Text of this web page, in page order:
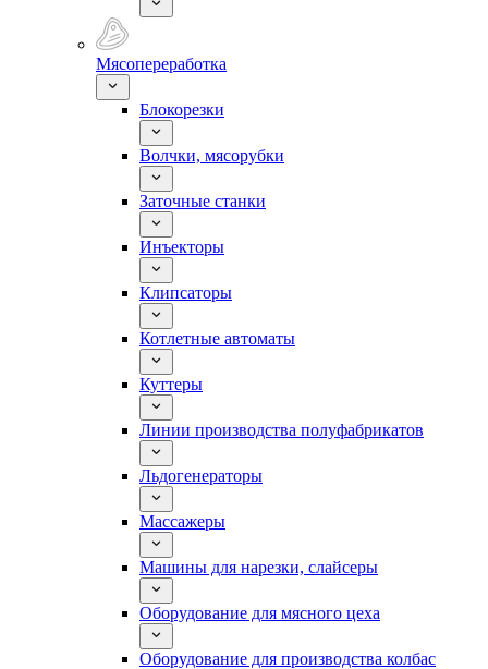
Мясопереработка
Блокорезки
Волчки, мясорубки
Заточные станки
Инъекторы
Клипсаторы
Котлетные автоматы
Куттеры
Линии производства полуфабрикатов
Льдогенераторы
Массажеры
Машины для нарезки, слайсеры
Оборудование для мясного цеха
Оборудование для производства колбас